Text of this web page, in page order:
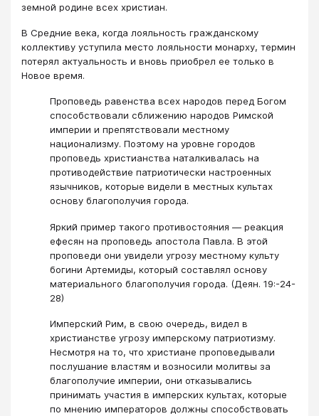
земной родине всех христиан.
В Средние века, когда лояльность гражданскому
коллективу уступила место лояльности монарху, термин
потерял актуальность и вновь приобрел ее только в
Новое время.
Проповедь равенства всех народов перед Богом
способствовали сближению народов Римской
империи и препятствовали местному
национализму. Поэтому на уровне городов
проповедь христианства наталкивалась на
противодействие патриотически настроенных
язычников, которые видели в местных культах
основу благополучия города.
Яркий пример такого противостояния — реакция
ефесян на проповедь апостола Павла. В этой
проповеди они увидели угрозу местному культу
богини Артемиды, который составлял основу
материального благополучия города. (Деян. 19:-24-
28)
Имперский Рим, в свою очередь, видел в
христианстве угрозу имперскому патриотизму.
Несмотря на то, что христиане проповедывали
послушание властям и возносили молитвы за
благополучие империи, они отказывались
принимать участия в имперских культах, которые
по мнению императоров должны способствовать